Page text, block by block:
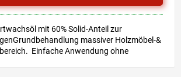
mit 60% Solid-Anteil zur
massiver Holzmöbel-&
Einfache Anwendung ohne